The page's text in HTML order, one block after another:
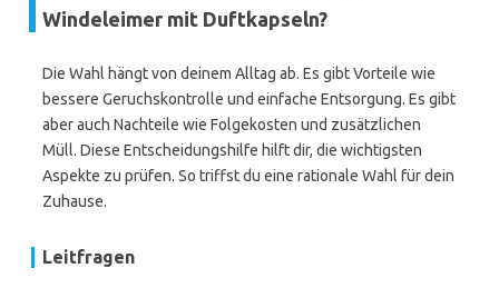
Windeleimer mit Duftkapseln?
Die Wahl hängt von deinem Alltag ab. Es gibt Vorteile wie
bessere Geruchskontrolle und einfache Entsorgung. Es gibt
aber auch Nachteile wie Folgekosten und zusätzlichen
Müll. Diese Entscheidungshilfe hilft dir, die wichtigsten
Aspekte zu prüfen. So triffst du eine rationale Wahl für dein
Zuhause.
Leitfragen